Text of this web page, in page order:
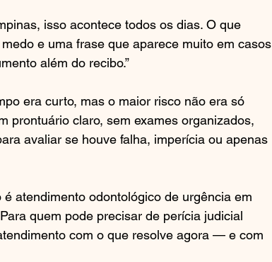
isso acontece todos os dias. O que
e uma frase que aparece muito em casos
além do recibo.”
era curto, mas o maior risco não era só
prontuário claro, sem exames organizados,
avaliar se houve falha, imperícia ou apenas
atendimento odontológico de urgência em
quem pode precisar de perícia judicial
com o que resolve agora — e com